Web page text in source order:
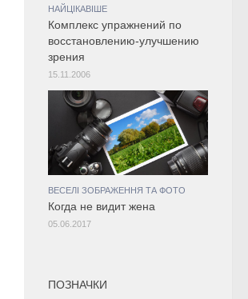
НАЙЦІКАВІШЕ
Комплекс упражнений по
восстановлению-улучшению
зрения
15.11.2006
ВЕСЕЛІ ЗОБРАЖЕННЯ ТА ФОТО
Когда не видит жена
05.06.2017
ПОЗНАЧКИ